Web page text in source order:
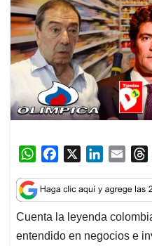
W
a
t
s
A
c
e
b
o
n
k
e
d
a
i
l
r
Cuenta la leyenda
entendido en negocios e